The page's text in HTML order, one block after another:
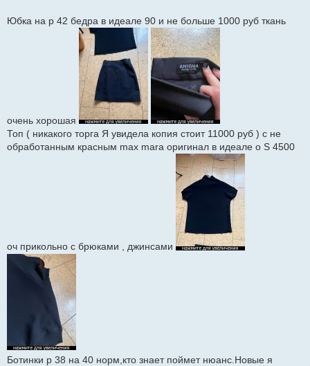
Юбка на р 42 бедра в идеале 90 и не больше 1000 руб ткань
очень хорошая
Топ ( никакого торга Я увидела копия стоит 11000 руб ) с не
обработанным красным max mara оригинал в идеале о S 4500
оч прикольно с брюками , джинсами
Ботинки р 38 на 40 норм,кто знает поймет нюанс.Новые я